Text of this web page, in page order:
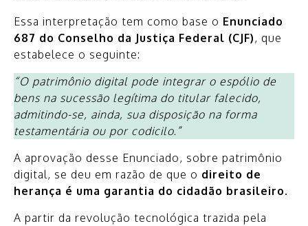
Essa interpretação tem como base o Enunciado
687 do Conselho da Justiça Federal (CJF), que
estabelece o seguinte:
“O patrimônio digital pode integrar o espólio de
bens na sucessão legítima do titular falecido,
admitindo-se, ainda, sua disposição na forma
testamentária ou por codicilo.”
A aprovação desse Enunciado, sobre patrimônio
digital, se deu em razão de que o direito de
herança é uma garantia do cidadão brasileiro.
A partir da revolução tecnológica trazida pela